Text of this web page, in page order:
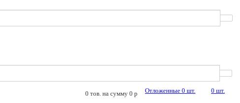
Отложенные 0 шт. 0 шт.
0 тов. на сумму 0 p